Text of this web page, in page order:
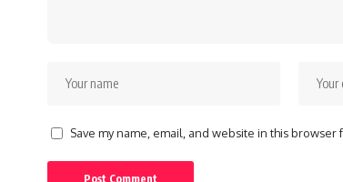
Save my name, email, and website in this